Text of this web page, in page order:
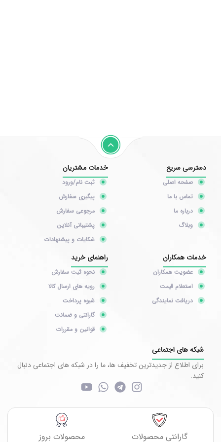
دسترسی سریع
صفحه اصلی
تماس با ما
درباره ما
وبلاگ
خدمات مشتریان
ثبت نام/ورود
پیگیری سفارش
مرجوعی سفارش
پشتیبانی آنلاین
شکایات و پیشنهادات
خدمات همکاران
عضویت همکاران
استعلام قیمت
دریافت نمایندگی
راهنمای خرید
نحوه ثبت سفارش
رویه های ارسال کالا
شیوه پرداخت
گارانتی و ضمانت
قوانین و مقررات
شبکه های اجتماعی
برای اطلاع از جدیدترین تخفیف ها، ما را در شبکه های اجتماعی دنبال
کنید.
گارانتی محصولات محصولات بروز